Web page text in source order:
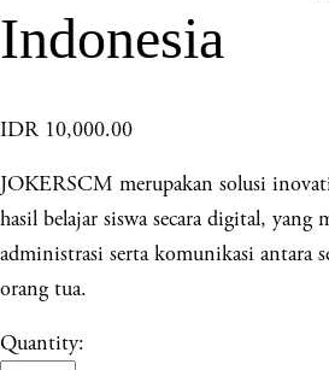
Indonesia
IDR 10,000.00
JOKERSCM merupakan solusi
hasil belajar siswa secara digital, yang
administrasi serta komunikasi antara
orang tua.
Quantity: